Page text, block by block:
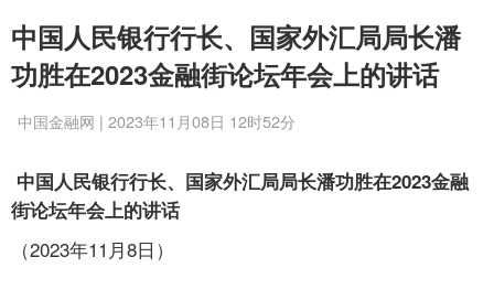
中国人民银行行长、国家外汇局局长潘
功胜在2023金融街论坛年会上的讲话
中国金融网 | 2023年11月08日 12时52分
中国人民银行行长、国家外汇局局长潘功胜在2023金融
街论坛年会上的讲话
（2023年11月8日）